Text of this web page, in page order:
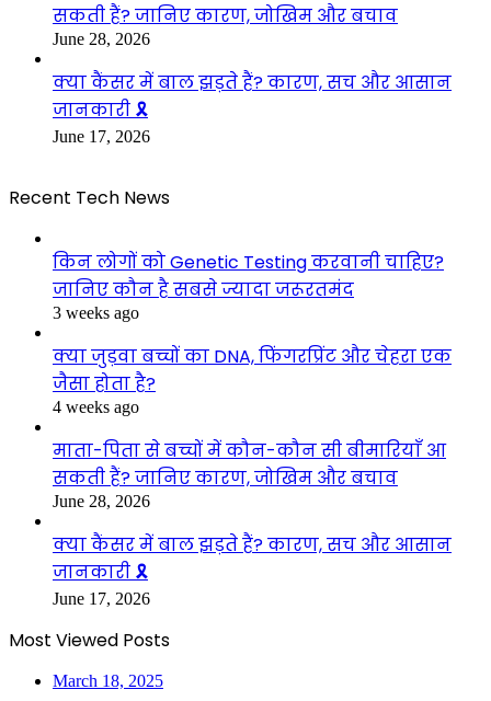
सकती हैं? जानिए कारण, जोखिम और बचाव
June 28, 2026
क्या कैंसर में बाल झड़ते हैं? कारण, सच और आसान
जानकारी 🎗️
June 17, 2026
Recent Tech News
किन लोगों को Genetic Testing करवानी चाहिए?
जानिए कौन है सबसे ज्यादा जरूरतमंद
3 weeks ago
क्या जुड़वा बच्चों का DNA, फिंगरप्रिंट और चेहरा एक
जैसा होता है?
4 weeks ago
माता-पिता से बच्चों में कौन-कौन सी बीमारियाँ आ
सकती हैं? जानिए कारण, जोखिम और बचाव
June 28, 2026
क्या कैंसर में बाल झड़ते हैं? कारण, सच और आसान
जानकारी 🎗️
June 17, 2026
Most Viewed Posts
March 18, 2025